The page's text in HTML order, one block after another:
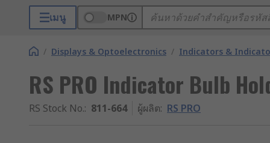
เมนู MPN
/ Displays & Optoelectronics / Indicators &
RS PRO Indicator Bulb
RS Stock No.: 811-664 ผู้ผลิต: RS PRO